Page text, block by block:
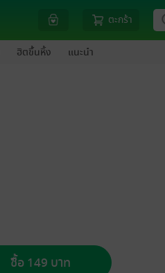
ตะกร้า
ฮิตขึ้นหิ้ง แนะนำ
ซื้อ 149 บาท